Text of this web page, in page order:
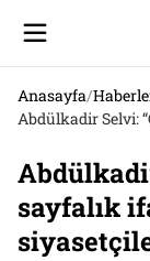
Anasayfa/
sayfalık